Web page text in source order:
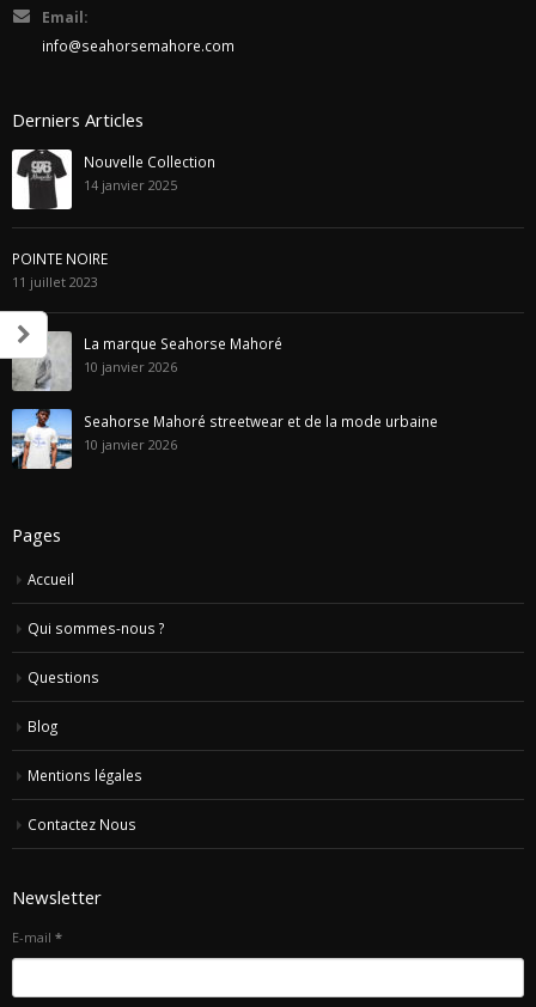
Email:
info@seahorsemahore.com
Derniers Articles
Nouvelle Collection
14 janvier 2025
POINTE NOIRE
11 juillet 2023
La marque Seahorse Mahoré
10 janvier 2026
Seahorse Mahoré streetwear et de la mode urbaine
10 janvier 2026
Pages
Accueil
Qui sommes-nous ?
Questions
Blog
Mentions légales
Contactez Nous
Newsletter
E-mail *